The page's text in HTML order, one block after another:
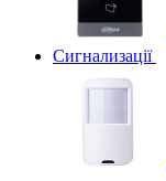
Сигнализації